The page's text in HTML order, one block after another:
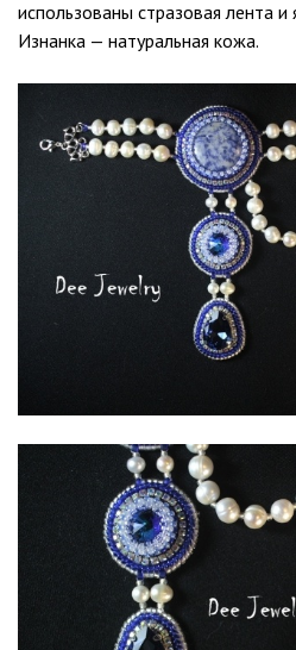
использованы стразовая лента и
Изнанка — натуральная кожа.